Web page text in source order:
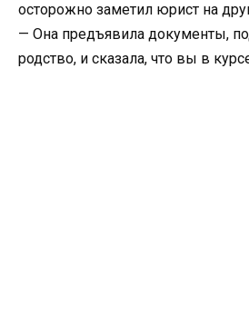
осторожно заметил юрист на
— Она предъявила документы,
родство, и сказала, что вы в